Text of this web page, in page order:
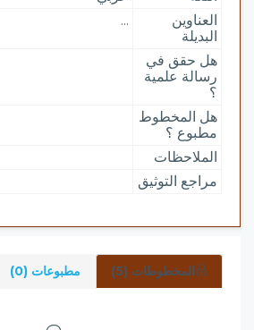
العناوين
البديلة
...
هل حقق في
رسالة علمية
؟
هل المخطوط
مطبوع ؟
الملاحظات
مراجع التوثيق
المخطوطات (5) مطبوعات (0)